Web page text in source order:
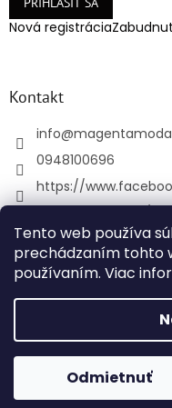
Tento web používa
prechádzaním tohto
používaním. Viac
Odmietnuť
Nová registrácia
Kontakt
info@
0948100696
https://
+421948100696
Copyright 2026
vyhradené.